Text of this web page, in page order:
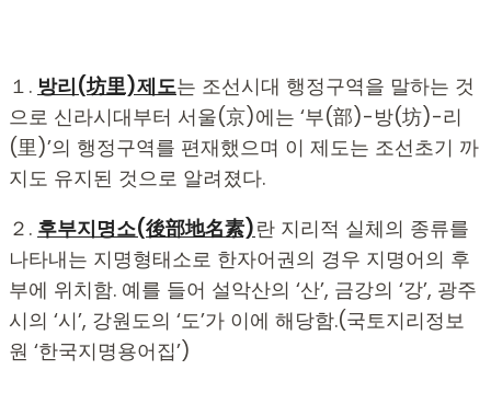
１. 방리(坊里)제도는 조선시대 행정구역을 말하는 것
으로 신라시대부터 서울(京)에는 ‘부(部)-방(坊)-리
(里)’의 행정구역를 편재했으며 이 제도는 조선초기 까
지도 유지된 것으로 알려졌다.
２. 후부지명소(後部地名素)란 지리적 실체의 종류를
나타내는 지명형태소로 한자어권의 경우 지명어의 후
부에 위치함. 예를 들어 설악산의 ‘산’, 금강의 ‘강’, 광주
시의 ‘시’, 강원도의 ‘도’가 이에 해당함.(국토지리정보
원 ‘한국지명용어집’)